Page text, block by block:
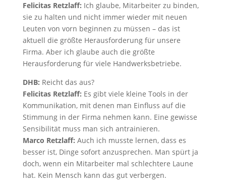
Felicitas Retzlaff: Ich glaube, Mitarbeiter zu binden,
sie zu halten und nicht immer wieder mit neuen
Leuten von vorn beginnen zu müssen – das ist
aktuell die größte Herausforderung für unsere
Firma. Aber ich glaube auch die größte
Herausforderung für viele Handwerksbetriebe.
DHB: Reicht das aus?
Felicitas Retzlaff: Es gibt viele kleine Tools in der
Kommunikation, mit denen man Einfluss auf die
Stimmung in der Firma nehmen kann. Eine gewisse
Sensibilität muss man sich antrainieren.
Marco Retzlaff: Auch ich musste lernen, dass es
besser ist, Dinge sofort anzusprechen. Man spürt ja
doch, wenn ein Mitarbeiter mal schlechtere Laune
hat. Kein Mensch kann das gut verbergen.